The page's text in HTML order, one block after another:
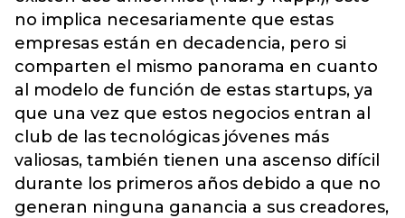
no implica necesariamente que estas
empresas están en decadencia, pero si
comparten el mismo panorama en cuanto
al modelo de función de estas startups, ya
que una vez que estos negocios entran al
club de las tecnológicas jóvenes más
valiosas, también tienen una ascenso difícil
durante los primeros años debido a que no
generan ninguna ganancia a sus creadores,